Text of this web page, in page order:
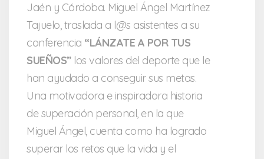
Jaén y Córdoba. Miguel Ángel Martínez
Tajuelo, traslada a l@s asistentes a su
conferencia “LÁNZATE A POR TUS
SUEÑOS” los valores del deporte que le
han ayudado a conseguir sus metas.
Una motivadora e inspiradora historia
de superación personal, en la que
Miguel Ángel, cuenta como ha logrado
superar los retos que la vida y el